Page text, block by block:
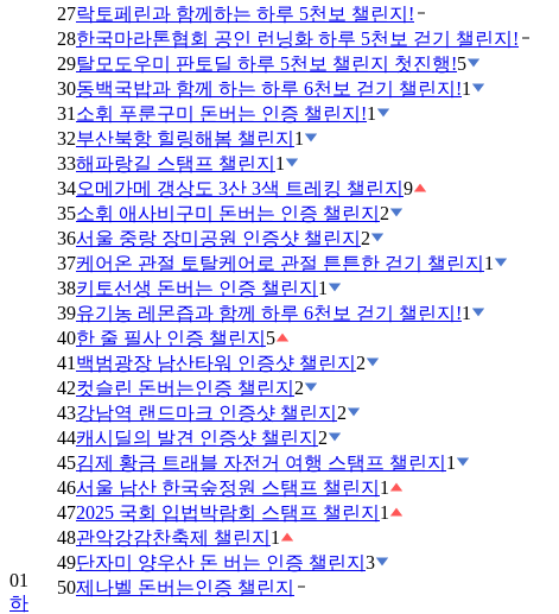
27락토페린과 함께하는 하루 5천보 챌린지!
28한국마라톤협회 공인 런닝화 하루 5천보 걷기 챌린지!
29탈모도우미 판토딜 하루 5천보 챌린지 첫진행!5
30동백국밥과 함께 하는 하루 6천보 걷기 챌린지!1
31 소휘 푸룬구미 돈버는 인증 챌린지!1
32부산북항 힐링해봄 챌린지 1
33해파랑길 스탬프 챌린지 1
34오메가메 갱상도 3산 3색 트레킹 챌린지 9
35소휘 애사비구미 돈버는 인증 챌린지 2
36서울 중랑 장미공원 인증샷 챌린지 2
37케어온 관절 토탈케어로 관절 튼튼한 걷기 챌린지 1
38키토선생 돈버는 인증 챌린지 1
39유기농 레몬즙과 함께 하루 6천보 걷기 챌린지!1
40한 줄 필사 인증 챌린지 5
41 백범광장 남산타워 인증샷 챌린지 2
42컷슬린 돈버는인증 챌린지 2
43강남역 랜드마크 인증샷 챌린지 2
44캐시딜의 발견 인증샷 챌린지 2
45김제 황금 트래블 자전거 여행 스탬프 챌린지 1
46서울 남산 한국숲정원 스탬프 챌린지 1
472025 국회 입법박람회 스탬프 챌린지 1
48관악강감찬축제 챌린지 1
49단자미 양우산 돈 버는 인증 챌린지 3
50제나벨 돈버는인증 챌린지
01
하